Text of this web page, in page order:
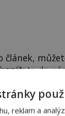
opíšete do
odešlete
reklam a